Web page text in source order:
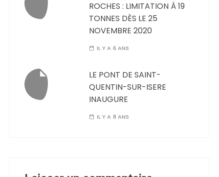
ROCHES : LIMITATION À 19
TONNES DÈS LE 25
NOVEMBRE 2020
IL Y A 6 ANS
LE PONT DE SAINT-
QUENTIN-SUR-ISERE
INAUGURE
IL Y A 8 ANS